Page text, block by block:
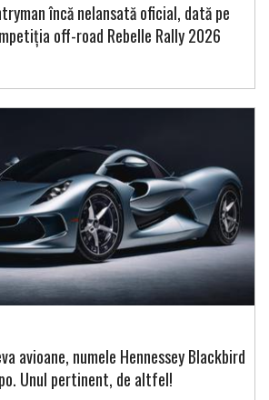
încă nelansată oficial, dată pe
off-road Rebelle Rally 2026
avioane, numele Hennessey Blackbird
Unul pertinent, de altfel!